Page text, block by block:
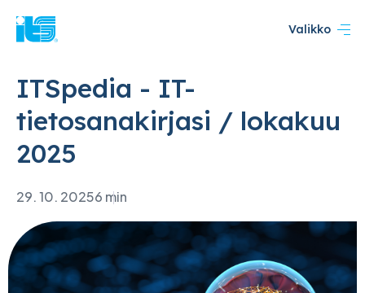
Valikko
ITSpedia - IT-
tietosanakirjasi / lokakuu
2025
29. 10. 20256 min